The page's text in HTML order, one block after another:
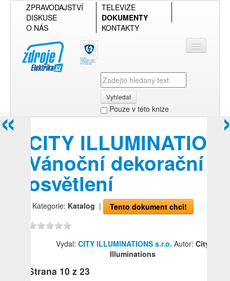
ZPRAVODAJSTVÍ
TELEVIZE
DISKUSE
DOKUMENTY
O NÁS
KONTAKTY
Vyhledat
Pouze v této knize
Přehled podle firmy
Přehled podle obsahu
CITY
Vánoční dekorační
osvětlení
| Kategorie: Katalog | Tento dokument chci!
Vydal:CITY ILLUMINATIONS s.r.o. Autor:City
Illuminations
Strana 10 z 23
«